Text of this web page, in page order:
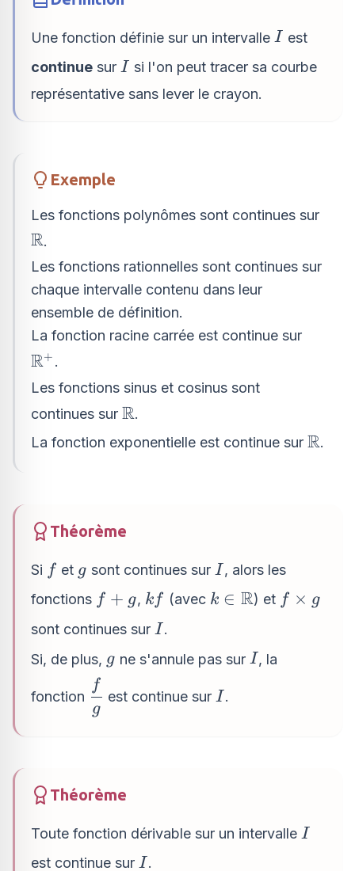
Une fonction définie sur un intervalle I
I est
continue sur I
I si l'on peut tracer sa courbe
représentative sans lever le crayon.
Exemple
Les fonctions polynômes sont continues sur
\mathbb{R}
R.
Les fonctions rationnelles sont continues sur
chaque intervalle contenu dans leur
ensemble de définition.
La fonction racine carrée est continue sur
\mathbb{R}^+
R+ .
Les fonctions sinus et cosinus sont
continues sur \mathbb{R}
R.
La fonction exponentielle est continue sur R.
Théorème
Si ff et g
g sont continues sur I
I, alors les
fonctions f+g
f + g, kf
k f (avec k \in
k ∈ R) et ff × g
sont continues sur I
I.
Si, de plus, g
g ne s'annule pas sur I
I, la
fonction \dfrac{f}
{g}
g
f
est continue sur I
I.
Théorème
Toute fonction dérivable sur un intervalle I
I
est continue sur I
I.